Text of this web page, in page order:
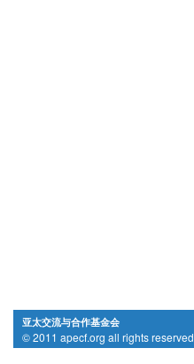
亚太交流与合作基金会
© 2011 apecf.org all rights reserved